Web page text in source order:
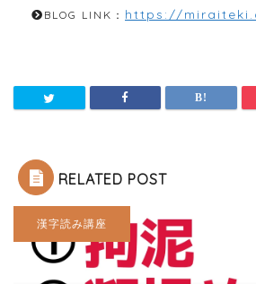
BLOG LINK： https://
RELATED POST
漢字読み講座